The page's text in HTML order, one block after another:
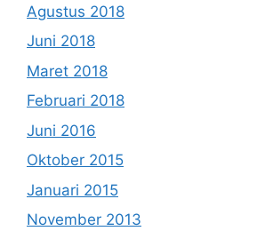
Agustus 2018
Juni 2018
Maret 2018
Februari 2018
Juni 2016
Oktober 2015
Januari 2015
November 2013